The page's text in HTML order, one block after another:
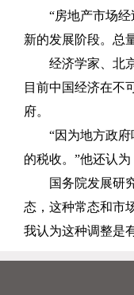
“房地产市场
新的发展阶段。总
经济学家、北
目前中国经济在不
府。
“因为地方政
的税收。”他还认
国务院发展研
态，这种常态和市
我认为这种调整是